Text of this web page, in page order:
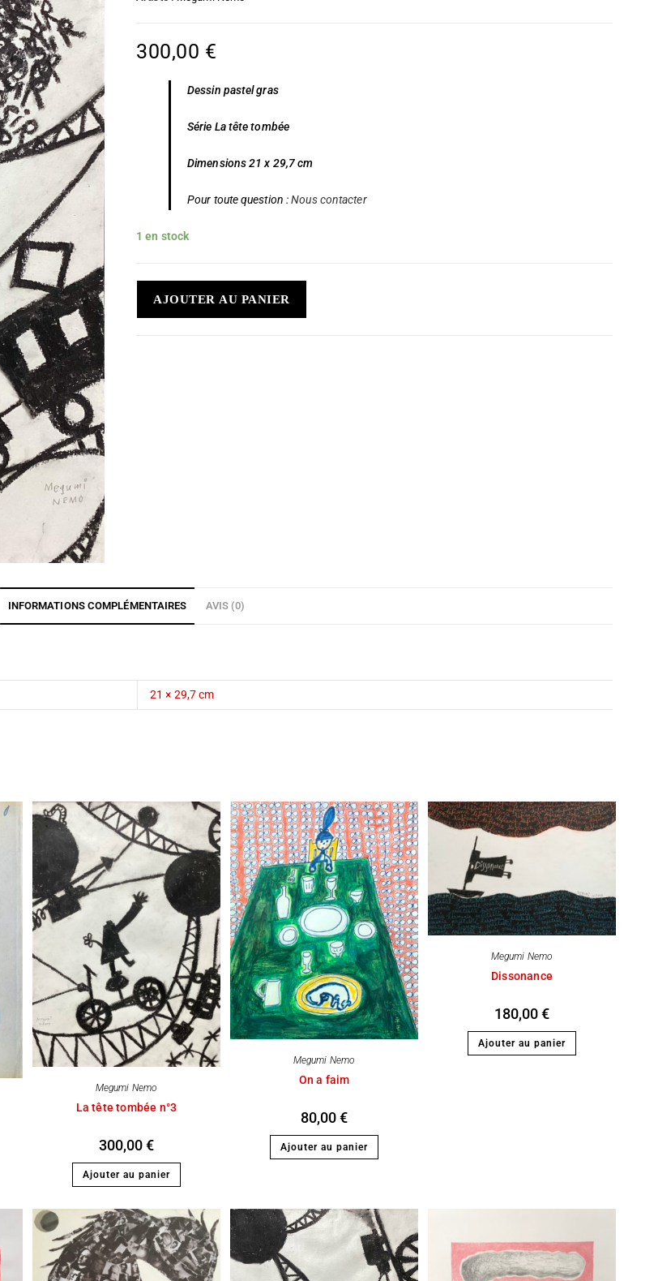
300,00 €
Dessin pastel gras
Série La tête tombée
Dimensions 21 x 29,7 cm
Pour toute question : Nous contacter
1 en stock
AJOUTER AU PANIER
INFORMATIONS COMPLÉMENTAIRES AVIS (0)
21 × 29,7 cm
Megumi Nemo
La tête tombée n°3
300,00€
Ajouter au panier
Megumi Nemo
On a faim
80,00€
Ajouter au panier
Megumi Nemo
Dissonance
180,00€
Ajouter au panier